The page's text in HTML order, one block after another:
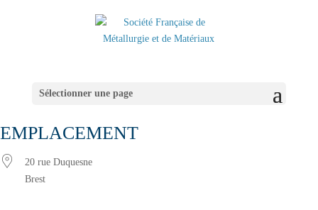
Sélectionner une page
EMPLACEMENT
20 rue Duquesne
Brest